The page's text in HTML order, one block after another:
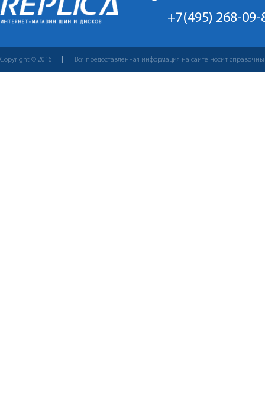
+7(495) 268-09-
Copyright © 2016 Вся предоставленная информация на сайте носит